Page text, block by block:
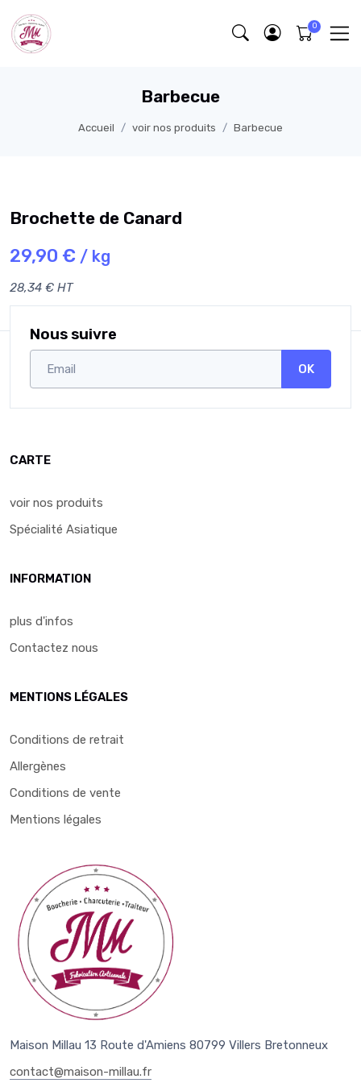
Barbecue
Accueil voir nos produits Barbecue
Brochette de Canard
29,90 € / kg
28,34 € HT
Nous suivre
OK
CARTE
voir nos produits
Spécialité Asiatique
INFORMATION
plus d'infos
Contactez nous
MENTIONS LÉGALES
Conditions de retrait
Allergènes
Conditions de vente
Mentions légales
Maison Millau 13 Route d'Amiens 80799 Villers Bretonneux
contact@maison-millau.fr